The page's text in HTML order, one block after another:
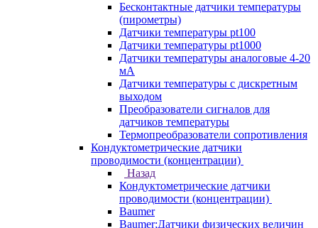
Бесконтактные датчики температуры
(пирометры)
Датчики температуры pt100
Датчики температуры pt1000
Датчики температуры аналоговые 4-20
мА
Датчики температуры с дискретным
выходом
Преобразователи сигналов для
датчиков температуры
Термопреобразователи сопротивления
Кондуктометрические датчики
проводимости (концентрации)
Назад
Кондуктометрические датчики
проводимости (концентрации)
Baumer
Baumer;Датчики физических величин